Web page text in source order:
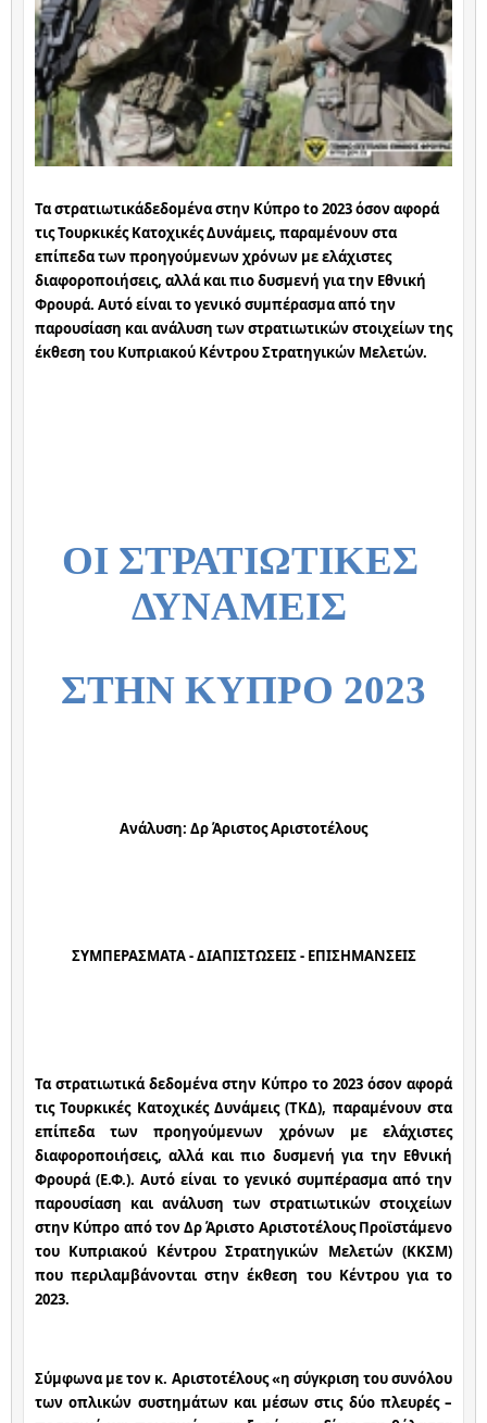
Τα στρατιωτικάδεδομένα στην Κύπρο to 2023 όσον αφορά
τις Τουρκικές Κατοχικές Δυνάμεις, παραμένουν στα
επίπεδα των προηγούμενων χρόνων με ελάχιστες
διαφοροποιήσεις, αλλά και πιο δυσμενή για την Εθνική
Φρουρά. Αυτό είναι το γενικό συμπέρασμα από την
παρουσίαση και ανάλυση των στρατιωτικών στοιχείων της
ΟΙ ΣΤΡΑΤΙΩΤΙΚΕΣ
ΔΥΝΑΜΕΙΣ
ΣΤΗΝ ΚΥΠΡΟ 2023
Ανάλυση: Δρ Άριστος Αριστοτέλους
ΣΥΜΠΕΡΑΣΜΑΤΑ - ΔΙΑΠΙΣΤΩΣΕΙΣ - ΕΠΙΣΗΜΑΝΣΕΙΣ
Τα στρατιωτικά δεδομένα στην Κύπρο το 2023 όσον αφορά
τις Τουρκικές Κατοχικές Δυνάμεις (ΤΚΔ), παραμένουν στα
επίπεδα των προηγούμενων χρόνων με ελάχιστες
διαφοροποιήσεις, αλλά και πιο δυσμενή για την Εθνική
Φρουρά (Ε.Φ.). Αυτό είναι το γενικό συμπέρασμα από την
παρουσίαση και ανάλυση των στρατιωτικών στοιχείων
στην Κύπρο από τον Δρ Άριστο Αριστοτέλους Προϊστάμενο
του Κυπριακού Κέντρου Στρατηγικών Μελετών (ΚΚΣΜ)
που περιλαμβάνονται στην έκθεση του Κέντρου για το
2023.
Σύμφωνα με τον κ. Αριστοτέλους «η σύγκριση του συνόλου
των οπλικών συστημάτων και μέσων στις δύο πλευρές –